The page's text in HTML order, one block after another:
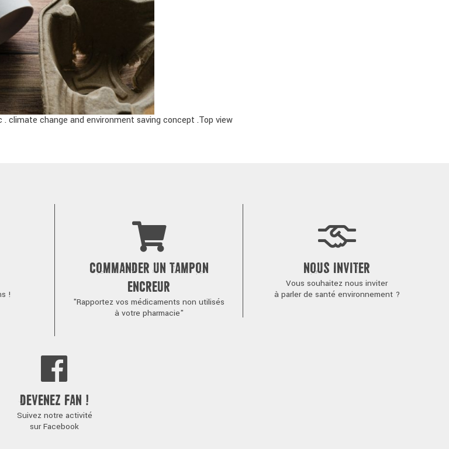
climate change and environment saving concept .Top view
!
COMMANDER UN TAMPON
ENCREUR
"Rapportez vos médicaments non utilisés
à votre pharmacie"
NOUS INVITER
Vous souhaitez nous inviter
à parler de santé environnement ?
DEVENEZ FAN !
Suivez notre activité
sur Facebook